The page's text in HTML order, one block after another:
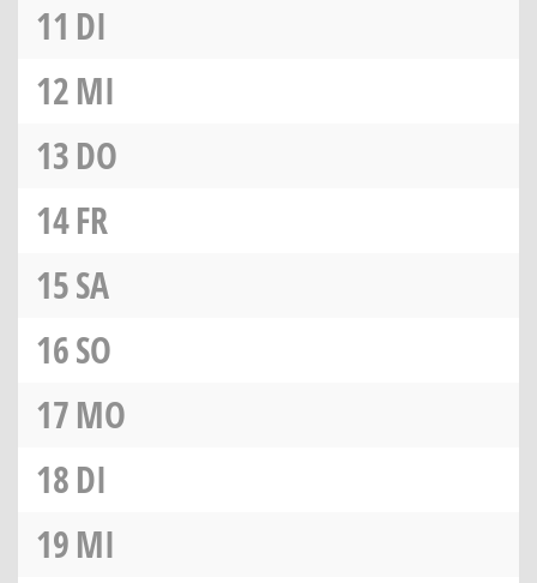
11 DI
12MI
13DO
14FR
15SA
16SO
17MO
18DI
19MI